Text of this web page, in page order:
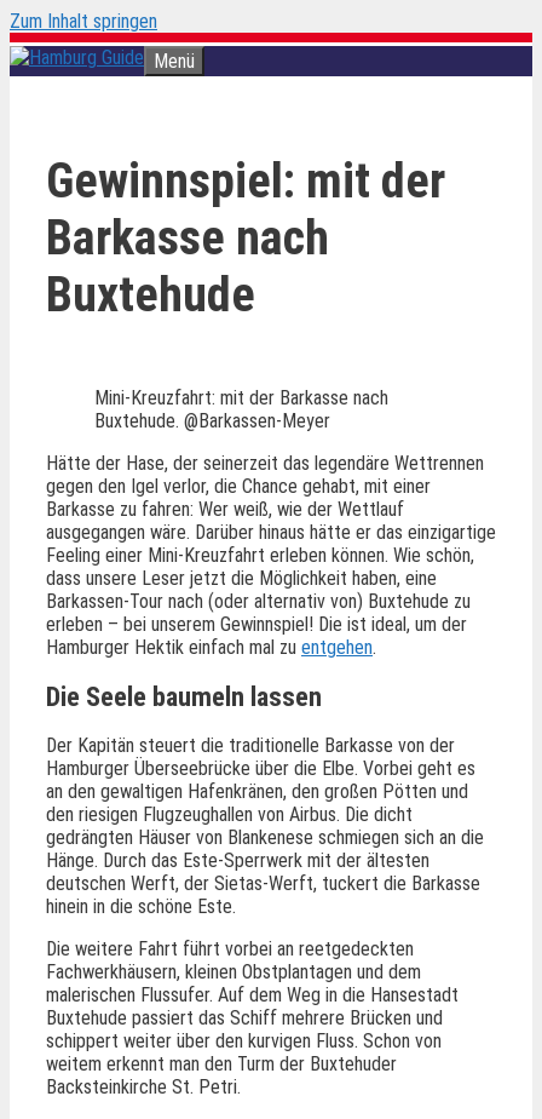
Zum Inhalt springen
Menü
Gewinnspiel: mit der
Barkasse nach
Buxtehude
Mini-Kreuzfahrt: mit der Barkasse nach
Buxtehude. @Barkassen-Meyer
Hätte der Hase, der seinerzeit das legendäre Wettrennen
gegen den Igel verlor, die Chance gehabt, mit einer
Barkasse zu fahren: Wer weiß, wie der Wettlauf
ausgegangen wäre. Darüber hinaus hätte er das einzigartige
Feeling einer Mini-Kreuzfahrt erleben können. Wie schön,
dass unsere Leser jetzt die Möglichkeit haben, eine
Barkassen-Tour nach (oder alternativ von) Buxtehude zu
erleben – bei unserem Gewinnspiel! Die ist ideal, um der
Hamburger Hektik einfach mal zu entgehen.
Die Seele baumeln lassen
Der Kapitän steuert die traditionelle Barkasse von der
Hamburger Überseebrücke über die Elbe. Vorbei geht es
an den gewaltigen Hafenkränen, den großen Pötten und
den riesigen Flugzeughallen von Airbus. Die dicht
gedrängten Häuser von Blankenese schmiegen sich an die
Hänge. Durch das Este-Sperrwerk mit der ältesten
deutschen Werft, der Sietas-Werft, tuckert die Barkasse
hinein in die schöne Este.
Die weitere Fahrt führt vorbei an reetgedeckten
Fachwerkhäusern, kleinen Obstplantagen und dem
malerischen Flussufer. Auf dem Weg in die Hansestadt
Buxtehude passiert das Schiff mehrere Brücken und
schippert weiter über den kurvigen Fluss. Schon von
weitem erkennt man den Turm der Buxtehuder
Backsteinkirche St. Petri.